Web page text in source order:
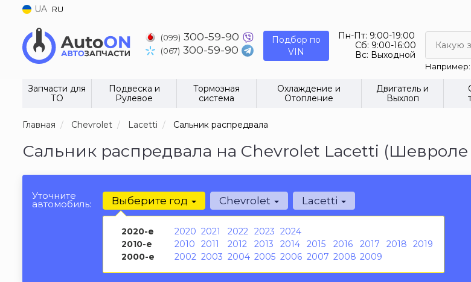
UA RU
(099) 300-59-90
(067) 300-59-90
Подбор по
VIN
Пн-Пт: 9:00-19:00
Сб: 9:00-16:00
Вс: Выходной
Какую
Например:
Запчасти для
ТО
Подвеска и
Рулевое
Тормозная
система
Охлаждение и
Отопление
Двигатель и
Выхлоп
Главная Chevrolet Lacetti Сальник распредвала
Сальник распредвала на Chevrolet Lacetti (Шевроле
Уточните
автомобиль: Выберите год
2020-е 2020 2021 2022 2023 2024
2010-е
2010 2011 2012 2013 2014 2015 2016 2017 2018
2019
2000-е
2002 2003 2004 2005 2006 2007 2008 2009
Chevrolet Lacetti